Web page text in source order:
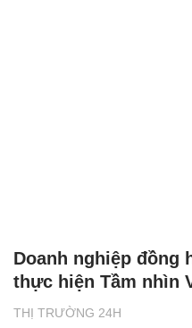
THỊ TRƯỜNG 24H
Doanh nghiệp đồng
thực hiện Tầm nhìn